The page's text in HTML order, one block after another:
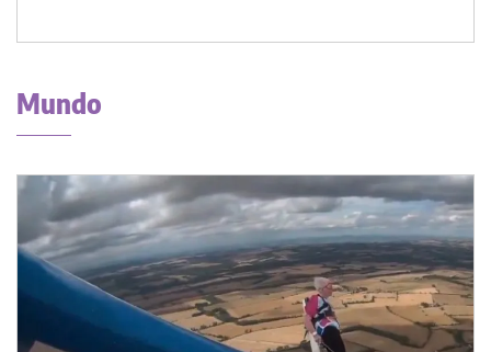
Mundo